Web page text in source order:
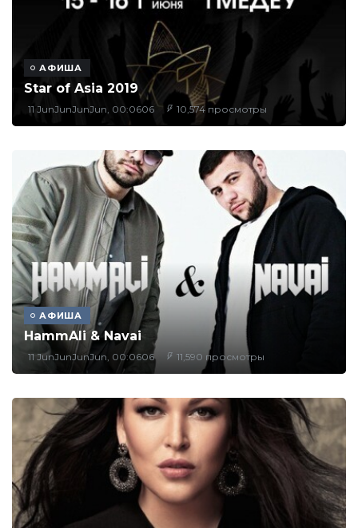
АФИША
Star of Asia 2019
11 JunJunJunJun, 00:0606 10,574 просмотры
АФИША
HammAli & Navai
11 JunJunJunJun, 00:0606 11,590 просмотры